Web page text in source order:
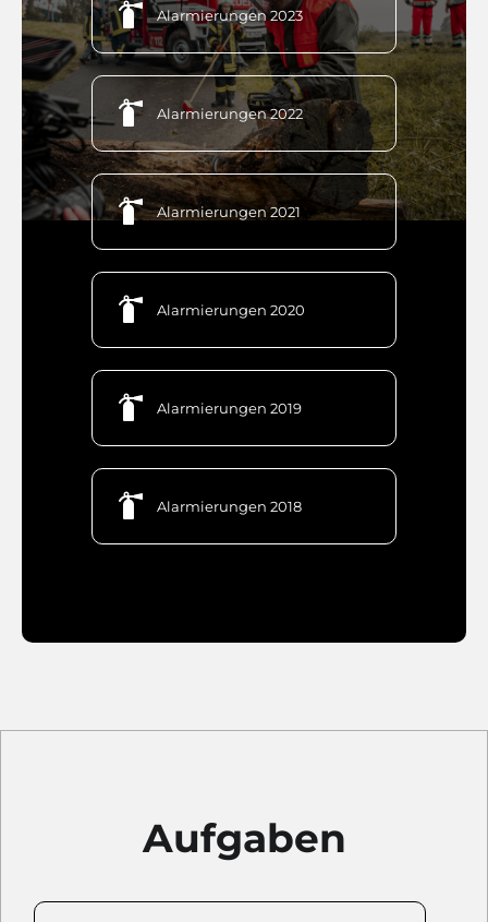
 Alarmierungen 2023
 Alarmierungen 2022
 Alarmierungen 2021
 Alarmierungen 2020
 Alarmierungen 2019
 Alarmierungen 2018
Aufgaben